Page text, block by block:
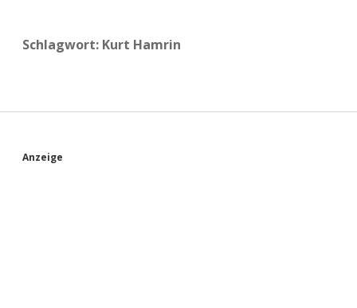
Schlagwort: Kurt Hamrin
S
Anzeige